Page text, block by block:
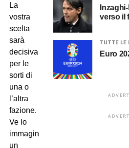
La
vostra
scelta
sarà
decisiva
per le
sorti di
una o
l’altra
fazione.
Ve lo
immaginate
un
verso il
TUTTE LE
Euro